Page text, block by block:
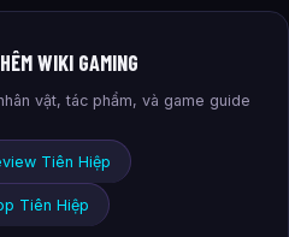
WIKI GAMING
vật, tác phẩm, và game guide
Tiên Hiệp
Tiên Hiệp